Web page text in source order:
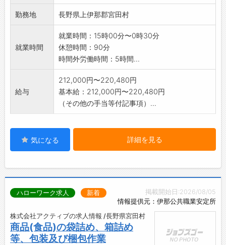
勤務地 長野県上伊那郡宮田村
就業時間
就業時間：15時00分〜0時30分
休憩時間：90分
時間外労働時間：5時間...
給与
212,000円〜220,480円
基本給：212,000円〜220,480円
（その他の手当等付記事項）...
気になる 詳細を見る
掲載開始日:2026/08/05
情報提供元：伊那公共職業安定所
ハローワーク求人 新着
株式会社アクティブの求人情報 /長野県宮田村
商品(食品)の袋詰め、箱詰め
等、包装及び梱包作業